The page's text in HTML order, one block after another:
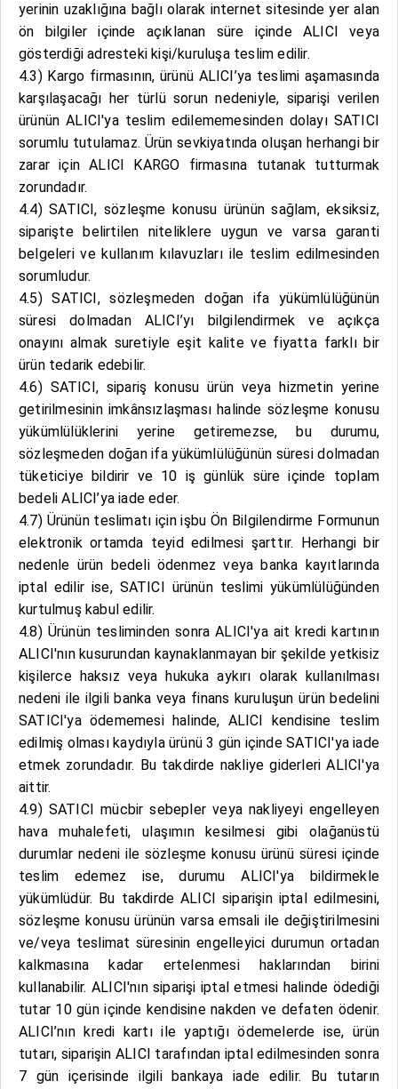
yerinin uzaklığına bağlı olarak internet sitesinde yer alan
ön bilgiler içinde açıklanan süre içinde ALICI veya
gösterdiği adresteki kişi/kuruluşa teslim edilir.
4.3) Kargo firmasının, ürünü ALICI’ya teslimi aşamasında
karşılaşacağı her türlü sorun nedeniyle, siparişi verilen
ürünün ALICI'ya teslim edilememesinden dolayı SATICI
sorumlu tutulamaz. Ürün sevkiyatında oluşan herhangi bir
zarar için ALICI KARGO firmasına tutanak tutturmak
zorundadır.
4.4) SATICI, sözleşme konusu ürünün sağlam, eksiksiz,
siparişte belirtilen niteliklere uygun ve varsa garanti
belgeleri ve kullanım kılavuzları ile teslim edilmesinden
sorumludur.
4.5) SATICI, sözleşmeden doğan ifa yükümlülüğünün
süresi dolmadan ALICI’yı bilgilendirmek ve açıkça
onayını almak suretiyle eşit kalite ve fiyatta farklı bir
ürün tedarik edebilir.
4.6) SATICI, sipariş konusu ürün veya hizmetin yerine
getirilmesinin imkânsızlaşması halinde sözleşme konusu
yükümlülüklerini yerine getiremezse, bu durumu,
sözleşmeden doğan ifa yükümlülüğünün süresi dolmadan
tüketiciye bildirir ve 10 iş günlük süre içinde toplam
bedeli ALICI’ya iade eder.
4.7) Ürünün teslimatı için işbu Ön Bilgilendirme Formunun
elektronik ortamda teyid edilmesi şarttır. Herhangi bir
nedenle ürün bedeli ödenmez veya banka kayıtlarında
iptal edilir ise, SATICI ürünün teslimi yükümlülüğünden
kurtulmuş kabul edilir.
4.8) Ürünün tesliminden sonra ALICI'ya ait kredi kartının
ALICI'nın kusurundan kaynaklanmayan bir şekilde yetkisiz
kişilerce haksız veya hukuka aykırı olarak kullanılması
nedeni ile ilgili banka veya finans kuruluşun ürün bedelini
SATICI'ya ödememesi halinde, ALICI kendisine teslim
edilmiş olması kaydıyla ürünü 3 gün içinde SATICI'ya iade
etmek zorundadır. Bu takdirde nakliye giderleri ALICI'ya
aittir.
4.9) SATICI mücbir sebepler veya nakliyeyi engelleyen
hava muhalefeti, ulaşımın kesilmesi gibi olağanüstü
durumlar nedeni ile sözleşme konusu ürünü süresi içinde
teslim edemez ise, durumu ALICI'ya bildirmekle
yükümlüdür. Bu takdirde ALICI siparişin iptal edilmesini,
sözleşme konusu ürünün varsa emsali ile değiştirilmesini
ve/veya teslimat süresinin engelleyici durumun ortadan
kalkmasına kadar ertelenmesi haklarından birini
kullanabilir. ALICI'nın siparişi iptal etmesi halinde ödediği
tutar 10 gün içinde kendisine nakden ve defaten ödenir.
ALICI’nın kredi kartı ile yaptığı ödemelerde ise, ürün
tutarı, siparişin ALICI tarafından iptal edilmesinden sonra
7 gün içerisinde ilgili bankaya iade edilir. Bu tutarın